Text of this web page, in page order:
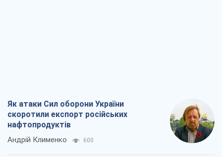
Як атаки Сил оборони України
скоротили експорт російських
нафтопродуктів
Андрій Клименко 600